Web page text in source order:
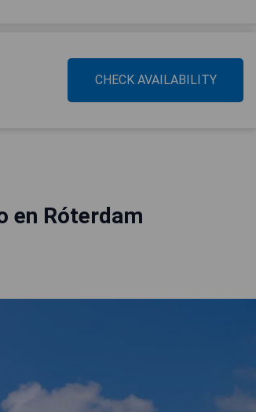
CHECK AVAILABILITY
en Róterdam